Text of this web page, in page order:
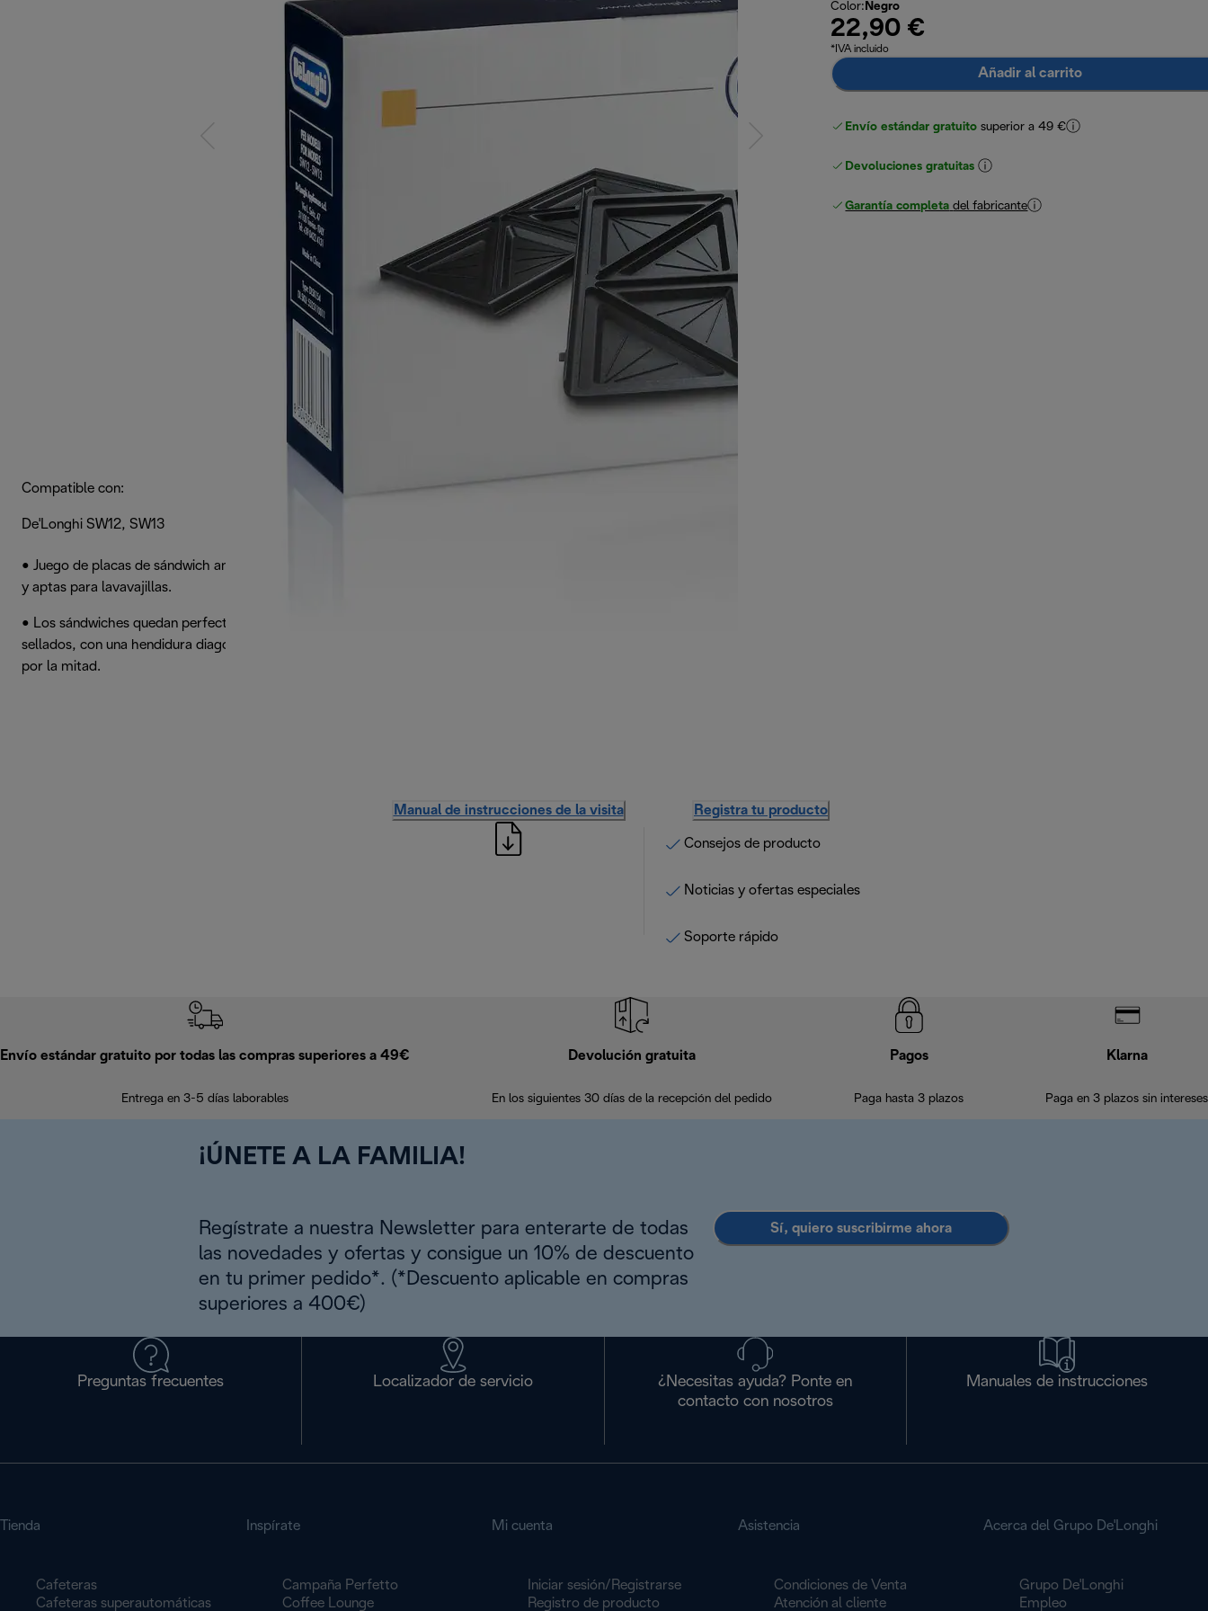
Color: Negro
22,90 €
*IVA incluido
Añadir al carrito
Envío estándar gratuito superior a 49 €
Devoluciones gratuitas
Garantía completa del fabricante
Compatible con:
De'Longhi SW12, SW13
• Juego de placas de sándwich antiadherentes, extraíbles
y aptas para lavavajillas.
• Los sándwiches quedan perfectamente dorados y
sellados, con una hendidura diagonal que facilita su corte
por la mitad.
Manual de instrucciones de la visita Registra tu producto
Consejos de producto
Noticias y ofertas especiales
Soporte rápido
Envío estándar gratuito por todas las compras superiores a 49€
Entrega en 3-5 días laborables
Devolución gratuita
En los siguientes 30 días de la recepción del pedido
Pagos
Paga hasta 3 plazos
Klarna
Paga en 3 plazos sin intereses
¡ÚNETE A LA FAMILIA!
Regístrate a nuestra Newsletter para enterarte de todas
las novedades y ofertas y consigue un 10% de descuento
en tu primer pedido*. (*Descuento aplicable en compras
superiores a 400€)
Sí, quiero suscribirme ahora
Preguntas frecuentes Localizador de servicio
¿Necesitas ayuda? Ponte en
contacto con nosotros
Manuales de instrucciones
Tienda
Cafeteras
Cafeteras superautomáticas
Inspírate
Campaña Perfetto
Coffee Lounge
Mi cuenta
Iniciar sesión/Registrarse
Registro de producto
Asistencia
Condiciones de Venta
Atención al cliente
Acerca del Grupo De'Longhi
Grupo De'Longhi
Empleo